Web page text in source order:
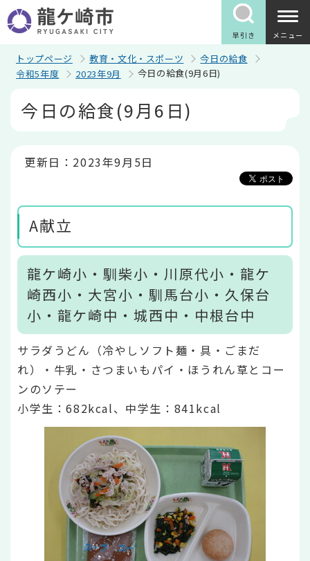
の
ペ
早引き メニュー
トップページ 教育・文化・スポーツ
今日の給食
令和5年度
2023年9月 今日の給食(9月6日)
今日の給食(9月6日)
更新日：2023年9月5日
A献立
龍ケ崎小・馴柴小・川原代小・龍ケ
崎西小・大宮小・馴馬台小・久保台
小・龍ケ崎中・城西中・中根台中
サラダうどん（冷やしソフト麺・具・ごまだ
れ）・牛乳・さつまいもパイ・ほうれん草とコー
ンのソテー
小学生：682kcal、中学生：841kcal